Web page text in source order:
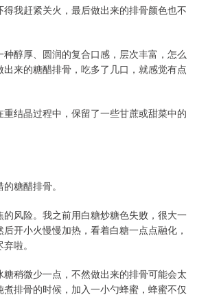
我赶紧关火，最后做出来的排骨颜色也不
醇厚、圆润的复合口感，层次丰富，怎么
来的糖醋排骨，吃多了几口，就感觉有点
结晶过程中，保留了一些甘蔗或甜菜中的
糖醋排骨。
风险。我之前用白糖炒糖色失败，很大一
开小火慢慢加热，看着白糖一点点融化，
啦。
稍微少一点，不然做出来的排骨可能会太
排骨的时候，加入一小勺蜂蜜，蜂蜜不仅